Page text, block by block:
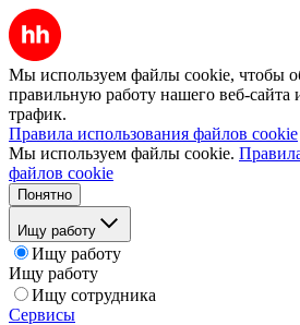
Мы используем файлы cookie, чтобы
правильную работу нашего веб-сайта
трафик.
Правила использования файлов cookie
Мы используем файлы cookie.
файлов cookie
Понятно
Ищу работу
Ищу работу
Ищу работу
Ищу сотрудника
Сервисы